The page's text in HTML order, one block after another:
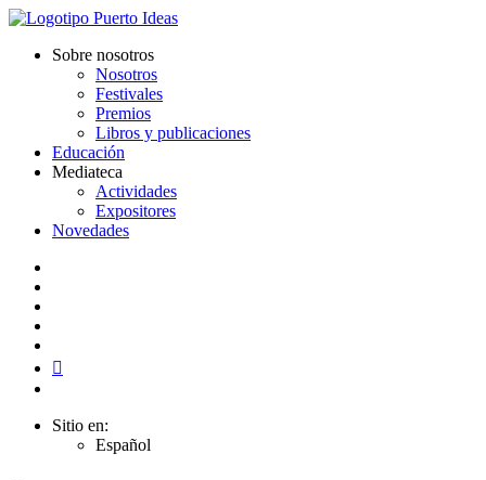
Sobre nosotros
Nosotros
Festivales
Premios
Libros y publicaciones
Educación
Mediateca
Actividades
Expositores
Novedades
Sitio en:
Español